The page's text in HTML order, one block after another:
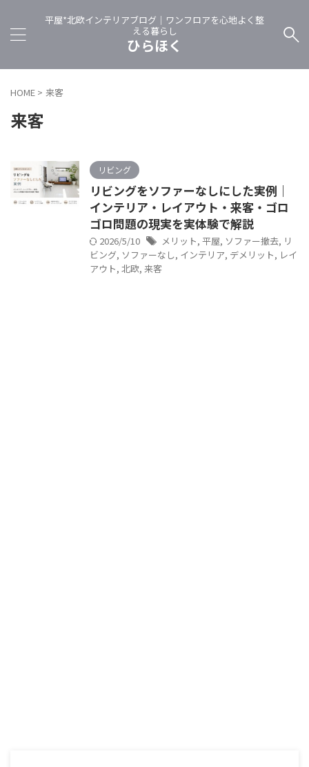
平屋*北欧インテリアブログ｜ワンフロアを心地よく整
える暮らし
ひらほく
HOME > 来客
来客
リビング
リビングをソファーなしにした実例｜
インテリア・レイアウト・来客・ゴロ
ゴロ問題の現実を実体験で解説
2026/5/10 メリット, 平屋, ソファー撤去, リ
ビング, ソファーなし, インテリア, デメリット, レイ
アウト, 北欧, 来客